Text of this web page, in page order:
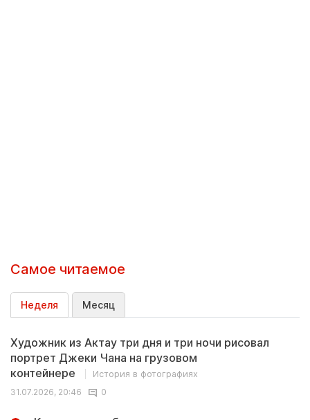
Самое читаемое
Неделя Месяц
Художник из Актау три дня и три ночи рисовал
портрет Джеки Чана на грузовом
контейнере
История в фотографиях
31.07.2026, 20:46
0